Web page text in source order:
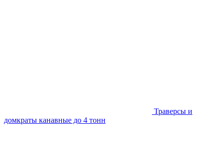
Траверсы и
домкраты канавные до 4 тонн